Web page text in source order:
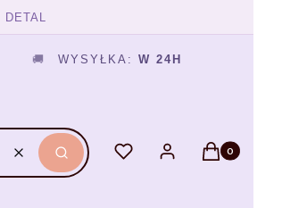
DETAL
🚚 WYSYŁKA: W 24H
WyczyśćSzukaj
Ulubione Zaloguj sięProdukty w
Koszyk